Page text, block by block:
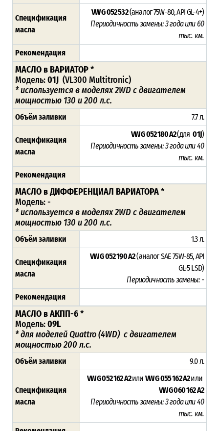
Спецификация
масла
VW G 052 532(аналог 75W-80, API GL-4+)
Периодичность замены: 3 года или 60
тыс. км.
Рекомендация
МАСЛО в ВАРИАТОР*
Модель:01J (VL300 Multitronic)
* используется в моделях 2WDс двигателем
мощностью 130 и 200 л.с.
Объём заливки 7.7 л.
Спецификация
масла
VW G 052 180 A2(для01J)
Периодичность замены: 3 года или 40
тыс. км.
Рекомендация
МАСЛО в ДИФФЕРЕНЦИАЛ ВАРИАТОРА*
Модель: -
* используется в моделях 2WDс двигателем
мощностью 130 и 200 л.с.
Объём заливки 1.3 л.
Спецификация
масла
VW G 052 190 A2(аналог SAE 75W-85, API
GL-5 LSD)
Периодичность замены: -
Рекомендация
МАСЛО в АКПП-6*
Модель:09L
*для моделейQuattro (4WD) с двигателем
мощностью 200 л.с.
Объём заливки 9.0 л.
Спецификация
масла
VW G 052 162 A2или VW G 055 162 A2или
VW G 060 162 A2
Периодичность замены: 3 года или 40
тыс. км.